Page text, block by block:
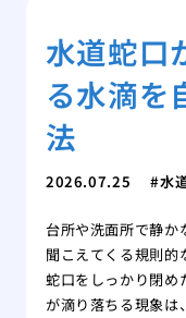
水道蛇口
る水滴を
法
2026.07.25 水
台所や洗面所で静か
聞こえてくる規則的
蛇口をしっかり閉め
が滴り落ちる現象は